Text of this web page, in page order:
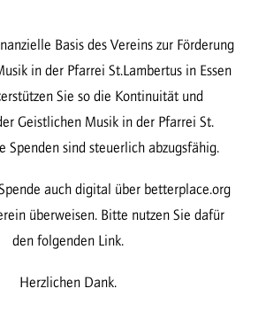
Basis des Vereins zur Förderung
in der Pfarrei St.Lambertus in Essen
Sie so die Kontinuität und
Geistlichen Musik in der Pfarrei St.
Spenden sind steuerlich abzugsfähig.
auch digital über betterplace.org
überweisen. Bitte nutzen Sie dafür
den folgenden Link.
Herzlichen Dank.